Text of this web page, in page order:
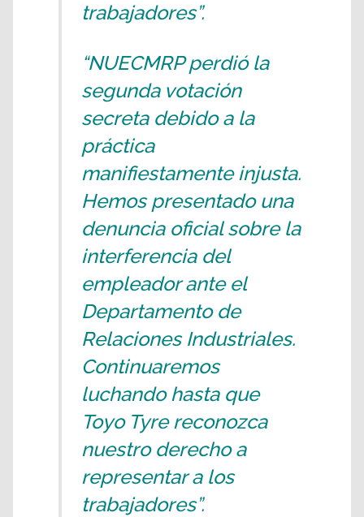
trabajadores”.
“NUECMRP perdió la
segunda votación
secreta debido a la
práctica
manifiestamente injusta.
Hemos presentado una
denuncia oficial sobre la
interferencia del
empleador ante el
Departamento de
Relaciones Industriales.
Continuaremos
luchando hasta que
Toyo Tyre reconozca
nuestro derecho a
representar a los
trabajadores”.